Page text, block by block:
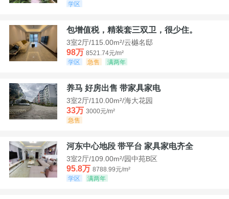
学区
包增值税，精装套三双卫，很少住。
3室2厅/115.00m²/云樾名邸
98万 8521.74元/m²
学区
急售 满两年
养马 好房出售 带家具家电
3室2厅/110.00m²/海大花园
33万 3000元/m²
急售
河东中心地段 带平台 家具家电齐全
3室2厅/109.00m²/园中苑B区
95.8万 8788.99元/m²
学区
满两年